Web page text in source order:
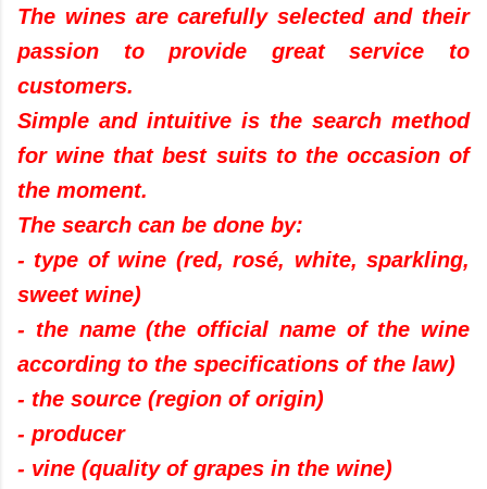
The wines are carefully selected and their
passion to provide great service to
customers.
Simple and intuitive is the search method
for wine that best suits to the occasion of
the moment.
The search can be done by:
- type of wine (red, rosé, white, sparkling,
sweet wine)
- the name (the official name of the wine
according to the specifications of the law)
- the source (region of origin)
- producer
- vine (quality of grapes in the wine)